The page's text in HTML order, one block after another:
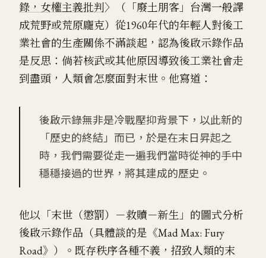
錄，女權主義批判〉（「廢土朋客」台灣一般譯
成荒野或荒原龐克）從1960年代的年輕人對後工
業社會的生產關係不滿談起，認為後啟示錄作品
是反思：倘若核武或其他原因導致後工業社會走
到盡頭，人類會怎麼面對末世。他寫道：
後啟示錄無非是冷戰壓抑背景下，以此新的
「歷史的終結」而已，於是在末日昇起之
時，我們需要從走一遍我們當時從神的手中
穩穩接過的世界，將其建成的歷史。
他以「末世（懲罰）－救贖－新生」的圖式分析
後啟示錄作品（具體談的是《Mad Max: Fury
Road》）。既存秩序各種不義，招致人類的末